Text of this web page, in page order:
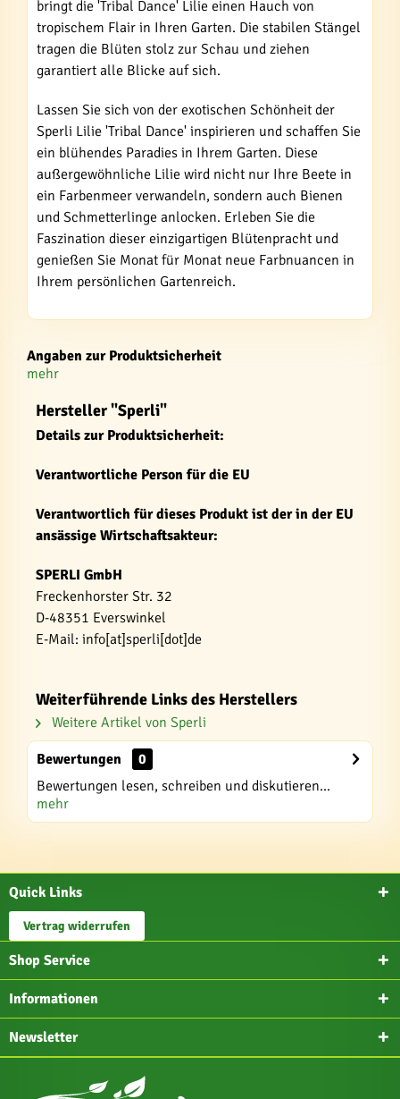
bringt die 'Tribal Dance' Lilie einen Hauch von
tropischem Flair in Ihren Garten. Die stabilen Stängel
tragen die Blüten stolz zur Schau und ziehen
garantiert alle Blicke auf sich.
Lassen Sie sich von der exotischen Schönheit der
Sperli Lilie 'Tribal Dance' inspirieren und schaffen Sie
ein blühendes Paradies in Ihrem Garten. Diese
außergewöhnliche Lilie wird nicht nur Ihre Beete in
ein Farbenmeer verwandeln, sondern auch Bienen
und Schmetterlinge anlocken. Erleben Sie die
Faszination dieser einzigartigen Blütenpracht und
genießen Sie Monat für Monat neue Farbnuancen in
Ihrem persönlichen Gartenreich.
Angaben zur Produktsicherheit
mehr
Hersteller "Sperli"
Details zur Produktsicherheit:
Verantwortliche Person für die EU
Verantwortlich für dieses Produkt ist der in der EU
ansässige Wirtschaftsakteur:
SPERLI GmbH
Freckenhorster Str. 32
D-48351 Everswinkel
E-Mail: info[at]sperli[dot]de
Weiterführende Links des Herstellers
Weitere Artikel von Sperli
Bewertungen
0
Bewertungen lesen, schreiben und diskutieren...
mehr
Quick Links
Vertrag widerrufen
Shop Service
Informationen
Newsletter